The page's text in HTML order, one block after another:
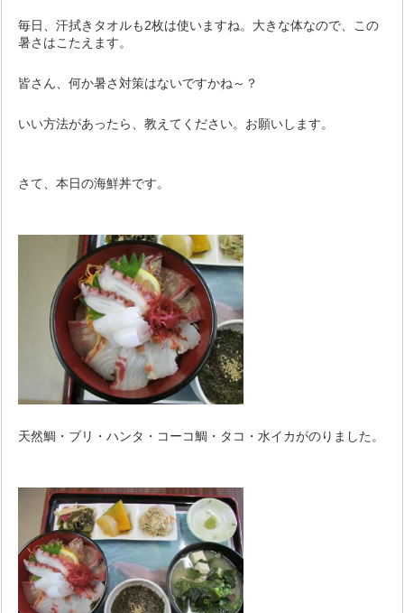
毎日、汗拭きタオルも2枚は使いますね。大きな体なので、この
暑さはこたえます。
皆さん、何か暑さ対策はないですかね～？
いい方法があったら、教えてください。お願いします。
さて、本日の海鮮丼です。
天然鯛・ブリ・ハンタ・コーコ鯛・タコ・水イカがのりました。